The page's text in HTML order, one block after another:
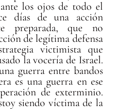
los ojos de todo el
días de una acción
preparada, que no
de legítima defensa
victimista que
la vocería de Israel.
guerra entre bandos
es una guerra en ese
de exterminio.
siendo víctima de la